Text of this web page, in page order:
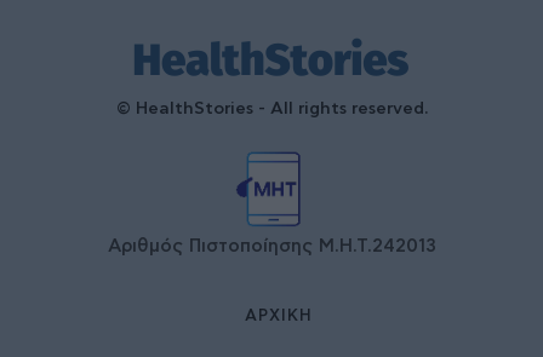
© HealthStories - All rights reserved.
Αριθμός Πιστοποίησης Μ.Η.Τ.242013
ΑΡΧΙΚΉ